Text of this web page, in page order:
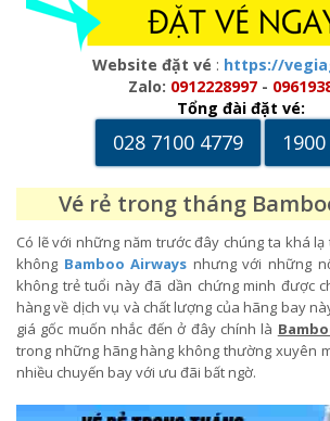
Website đặt vé : https://
Zalo: 0912228997-
Tổng đài đặt vé:
028 7100 4779
Vé rẻ trong tháng
Có lẽ với những năm trước đây chúng ta khá
không Bamboo Airways nhưng với những
không trẻ tuổi này đã dần chứng minh được
hàng về dịch vụ và chất lượng của hãng bay
giá gốc muốn nhắc đến ở đây chính là
trong những hãng hàng không thường xuyên
nhiều chuyến bay với ưu đãi bất ngờ.